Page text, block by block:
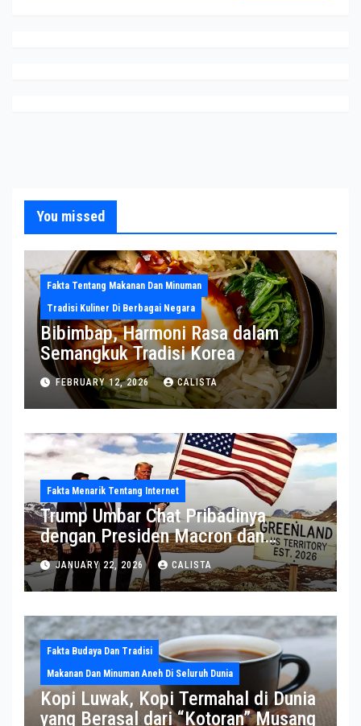
You missed
Fakta Tentang Makanan Dan Minuman
Tradisi Kuliner Di Berbagai Negara
Bibimbap, Harmoni Rasa dalam
Semangkuk Tradisi Korea
FEBRUARY 12, 2026 CALISTA
Fakta Menarik Tentang Internet
Trump Umbar Chat Pribadinya
dengan Presiden Macron dan
Sekjen NATO ke Medsos, Bahas Isu
Greenland
JANUARY 22, 2026 CALISTA
Fakta Budaya Dan Tradisi
Makanan Dan Minuman Aneh Di Seluruh Dunia
Kopi Luwak, Kopi Termahal di Dunia
yang Berasal dari “Kotoran” Musang